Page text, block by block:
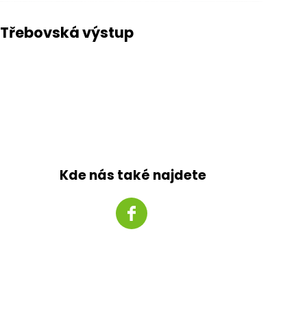
Třebovská výstup
Kde nás také najdete